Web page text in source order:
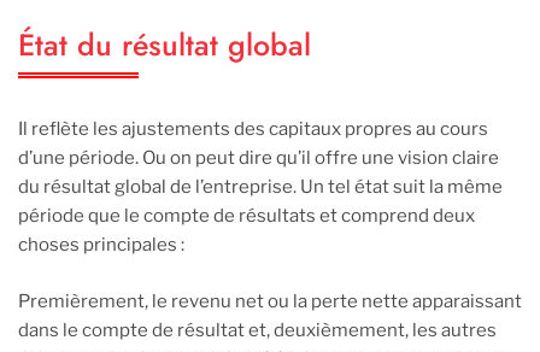
État du résultat global
Il reflète les ajustements des capitaux propres au cours
d’une période. Ou on peut dire qu’il offre une vision claire
du résultat global de l’entreprise. Un tel état suit la même
période que le compte de résultats et comprend deux
choses principales :
Premièrement, le revenu net ou la perte nette apparaissant
dans le compte de résultat et, deuxièmement, les autres